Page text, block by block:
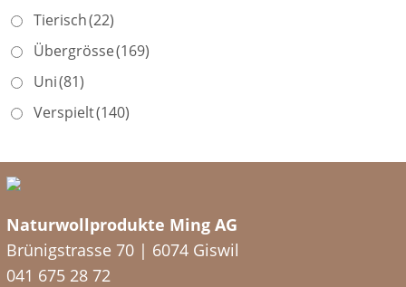
Tierisch(22)
Übergrösse(169)
Uni(81)
Verspielt(140)
Naturwollprodukte Ming AG
Brünigstrasse 70 | 6074 Giswil
041 675 28 72